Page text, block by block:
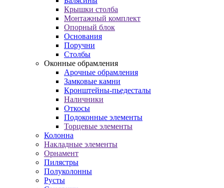
Крышки столба
Монтажный комплект
Опорный блок
Основания
Поручни
Столбы
Оконные обрамления
Арочные обрамления
Замковые камни
Кронштейны-пьедесталы
Наличники
Откосы
Подоконные элементы
Торцевые элементы
Колонна
Накладные элементы
Орнамент
Пилястры
Полуколонны
Русты